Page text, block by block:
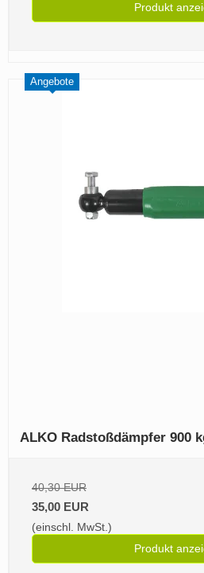
Produkt
Angebote
ALKO Radstoßdämpfer 900
40,30 EUR
35,00 EUR
(einschl. MwSt.)
Produkt